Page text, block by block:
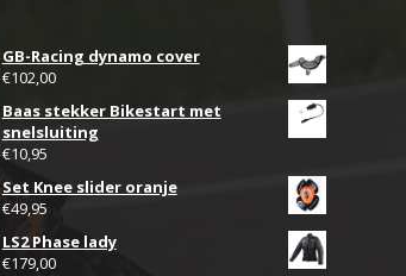
GB-Racing dynamo cover
€102,00
Baas stekker Bikestart met
snelsluiting
€10,95
Set Knee slider oranje
€49,95
LS2 Phase lady
€179,00